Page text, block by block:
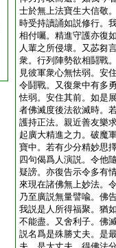
士於無上法寶生大信敬
時受持讀誦如説修行。
相付囑。精進守護亦復
人輩之所侵壞。又苾芻
衆。行列陣勢欲相鬪戰
見彼軍衆心無怯弱。安
令鬪戰。又復衆中有多
怯弱。安住其前。如是
者佛滅度後法欲滅時。
護持正法。親近善友樂
起廣大精進之力。破魔
寶中。若有少分精妙思
四句偈爲人演説。令他
疑謗。亦復告示令多有
來現在諸佛無上妙法。
乃至廣説無量譬喩。佛
我説是人所得福聚。猶
不能盡。又舍利子。佛
説名爲是殊勝丈夫。是